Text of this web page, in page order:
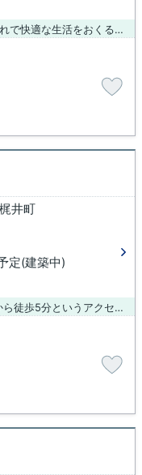
徒歩5分に駅がある物件です。外装もおしゃれで快適な生活をおくることができるマンションです。エレベーター付きの物件です。京都市上京区での暮らしをサポートしている創業元治元年 小林工務店に、何でもお尋ね下さい。info@arch-koba.comからいつでも当社にご連絡出来ます。
井町
定(建築中)
「エスタプレイス」のここがイチオシ。駅から徒歩5分というアクセス良好な駅近物件はいかがですか。共用設備の充実している、楽しく生活できるマンションです。エレベーターがある物件です。出町柳周辺なら、通勤や通学に不便を感じることもないでしょう。お部屋探しをするのであれば、創業元治元年 小林工務店にお任せください。